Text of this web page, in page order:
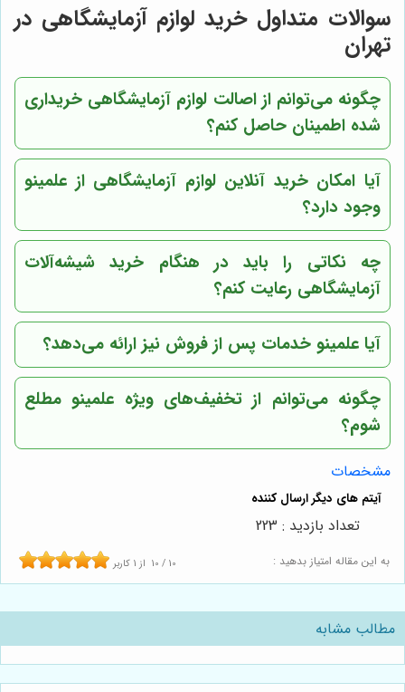
سوالات متداول خرید لوازم آزمایشگاهی در
تهران
چگونه می‌توانم از اصالت لوازم آزمایشگاهی خریداری
شده اطمینان حاصل کنم؟
آیا امکان خرید آنلاین لوازم آزمایشگاهی از علمینو
وجود دارد؟
چه نکاتی را باید در هنگام خرید شیشه‌آلات
آزمایشگاهی رعایت کنم؟
آیا علمینو خدمات پس از فروش نیز ارائه می‌دهد؟
چگونه می‌توانم از تخفیف‌های ویژه علمینو مطلع
شوم؟
مشخصات
به این مقاله امتیاز بدهید : 10 / 10 از 1 کاربر
تعداد بازدید : 223
مطالب مشابه